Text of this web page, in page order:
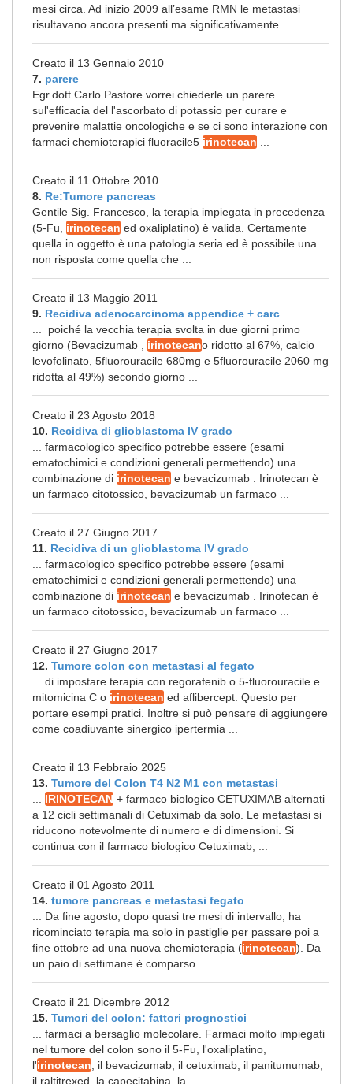
mesi circa. Ad inizio 2009 all’esame RMN le metastasi
risultavano ancora presenti ma significativamente ...
Creato il 13 Gennaio 2010
7. parere
Egr.dott.Carlo Pastore vorrei chiederle un parere
sul'efficacia del l'ascorbato di potassio per curare e
prevenire malattie oncologiche e se ci sono interazione con
farmaci chemioterapici fluoracile5 irinotecan
Creato il 11 Ottobre 2010
8. Re:Tumore pancreas
Gentile Sig. Francesco, la terapia impiegata in precedenza
(5-Fu, irinotecan ed oxaliplatino) è valida. Certamente
quella in oggetto è una patologia seria ed è possibile una
non risposta come quella che ...
Creato il 13 Maggio 2011
9. Recidiva adenocarcinoma appendice + carc
... poiché la vecchia terapia svolta in due giorni primo
giorno (Bevacizumab , irinotecano ridotto al 67%, calcio
levofolinato, 5fluorouracile 680mg e 5fluorouracile 2060 mg
ridotta al 49%) secondo giorno ...
Creato il 23 Agosto 2018
10. Recidiva di glioblastoma IV grado
... farmacologico specifico potrebbe essere (esami
ematochimici e condizioni generali permettendo) una
combinazione di irinotecan e bevacizumab . Irinotecan è
un farmaco citotossico, bevacizumab un farmaco ...
Creato il 27 Giugno 2017
11. Recidiva di un glioblastoma IV grado
... farmacologico specifico potrebbe essere (esami
ematochimici e condizioni generali permettendo) una
combinazione di irinotecan e bevacizumab . Irinotecan è
un farmaco citotossico, bevacizumab un farmaco ...
Creato il 27 Giugno 2017
12. Tumore colon con metastasi al fegato
... di impostare terapia con regorafenib o 5-fluorouracile e
mitomicina C o irinotecan ed aflibercept. Questo per
portare esempi pratici. Inoltre si può pensare di aggiungere
come coadiuvante sinergico ipertermia ...
Creato il 13 Febbraio 2025
13. Tumore del Colon T4 N2 M1 con metastasi
IRINOTECAN + farmaco biologico CETUXIMAB alternati
a 12 cicli settimanali di Cetuximab da solo. Le metastasi si
riducono notevolmente di numero e di dimensioni. Si
continua con il farmaco biologico Cetuximab, ...
Creato il 01 Agosto 2011
14. tumore pancreas e metastasi fegato
... Da fine agosto, dopo quasi tre mesi di intervallo, ha
ricominciato terapia ma solo in pastiglie per passare poi a
fine ottobre ad una nuova chemioterapia (irinotecan). Da
un paio di settimane è comparso ...
Creato il 21 Dicembre 2012
15. Tumori del colon: fattori prognostici
... farmaci a bersaglio molecolare. Farmaci molto impiegati
nel tumore del colon sono il 5-Fu, l'oxaliplatino,
l'irinotecan , il bevacizumab, il cetuximab, il panitumumab,
il raltitrexed, la capecitabina, la ...